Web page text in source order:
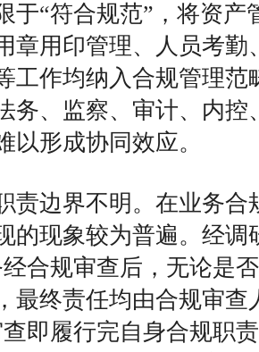
于“符合规范”，将资产
章用印管理、人员考勤
工作均纳入合规管理范
务、监察、审计、内控
以形成协同效应。
责边界不明。在业务合
的现象较为普遍。经调
合规审查后，无论是
最终责任均由合规审查
即履行完自身合规职